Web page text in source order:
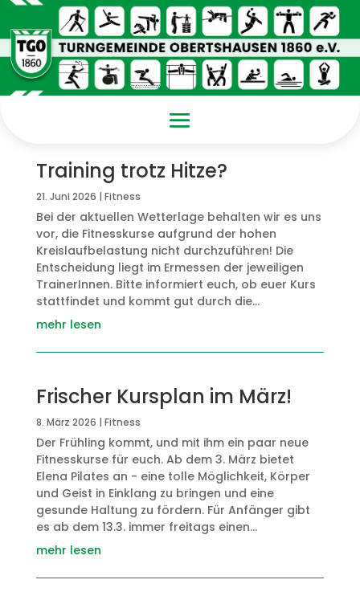
Training trotz Hitze?
21. Juni 2026 | Fitness
Bei der aktuellen Wetterlage behalten wir es uns
vor, die Fitnesskurse aufgrund der hohen
Kreislaufbelastung nicht durchzuführen! Die
Entscheidung liegt im Ermessen der jeweiligen
TrainerInnen. Bitte informiert euch, ob euer Kurs
stattfindet und kommt gut durch die...
mehr lesen
Frischer Kursplan im März!
8. März 2026 | Fitness
Der Frühling kommt, und mit ihm ein paar neue
Fitnesskurse für euch. Ab dem 3. März bietet
Elena Pilates an - eine tolle Möglichkeit, Körper
und Geist in Einklang zu bringen und eine
gesunde Haltung zu fördern. Für Anfänger gibt
es ab dem 13.3. immer freitags einen...
mehr lesen